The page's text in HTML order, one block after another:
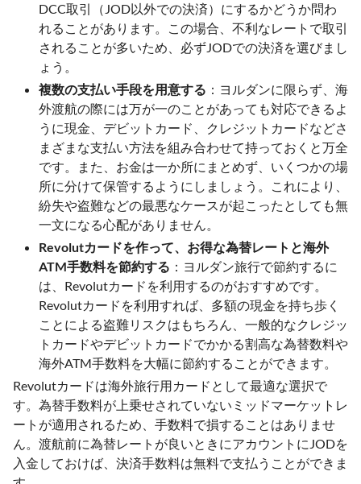
DCC取引（JOD以外での決済）にするかどうか問わ
れることがあります。この場合、不利なレートで取引
されることが多いため、必ずJODでの決済を選びまし
ょう。
複数の支払い手段を用意する ：ヨルダンに限らず、海
外渡航の際には万が一のことがあっても対応できるよ
うに現金、デビットカード、クレジットカードなどさ
まざまな支払い方法を組み合わせて持っておくと万全
です。また、お金は一か所にまとめず、いくつかの場
所に分けて保管するようにしましょう。これにより、
紛失や盗難などの最悪なケースが起こったとしても無
一文になる心配がありません。
Revolutカードを作って、お得な為替レートと海外
ATM手数料を節約する ：ヨルダン旅行で節約するに
は、Revolutカードを利用するのがおすすめです。
Revolutカードを利用すれば、多額の現金を持ち歩く
ことによる盗難リスクはもちろん、一般的なクレジッ
トカードやデビットカードでかかる割高な為替数料や
海外ATM手数料を大幅に節約することができます。
Revolutカードは海外旅行用カードとして最適な選択で
す。為替手数料が上乗せされていないミッドマーケットレ
ートが適用されるため、手数料で損することはありませ
ん。渡航前に為替レートが良いときにアカウントにJODを
入金しておけば、決済手数料は無料で支払うことができま